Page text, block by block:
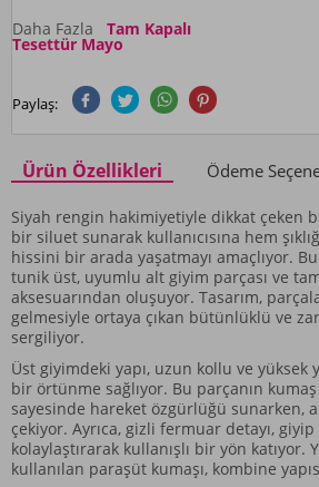
Daha Fazla Tam Kapalı
Tesettür Mayo
Paylaş:
Ürün Özellikleri Ödeme
Siyah rengin hakimiyetiyle dikkat çeken
bir siluet sunarak kullanıcısına hem
hissini bir arada yaşatmayı amaçlıyor.
tunik üst, uyumlu alt giyim parçası ve
aksesuarından oluşuyor. Tasarım,
gelmesiyle ortaya çıkan bütünlüklü ve
sergiliyor.
Üst giyimdeki yapı, uzun kollu ve yüksek
bir örtünme sağlıyor. Bu parçanın kumaş
sayesinde hareket özgürlüğü sunarken,
çekiyor. Ayrıca, gizli fermuar detayı,
kolaylaştırarak kullanışlı bir yön katıyor.
kullanılan paraşüt kumaşı, kombine